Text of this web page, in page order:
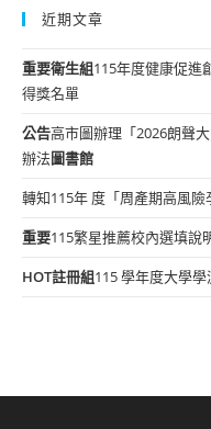
近期文章
重要衛生組115年度健康促進
得獎名單
公告高市圖辦理「2026朗聲
辦法圖書館
轉知115年 度「周產期高風險
重要115繁星推薦校內選填說
HOT註冊組115 學年度大學